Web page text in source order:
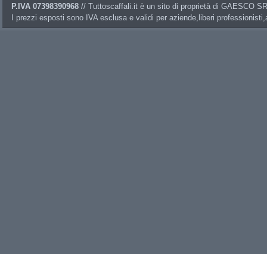
P.IVA 07398390968 // Tuttoscaffali.it è un sito di proprietà di GAESCO
I prezzi esposti sono IVA esclusa e validi per aziende,liberi